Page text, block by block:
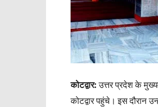
कोटद्वार:उत्तर प्रदेश के
कोटद्वार पहुंचे। इस दौरान